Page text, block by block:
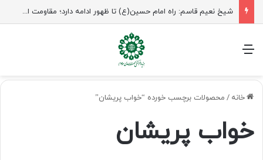
شیخ نعیم قاسم: راه امام حسین(ع) تا ظهور ادامه دارد؛ مقاومت از کربلا الهام می‌گیرد
منو
خانه / محصولات برچسب خورده “خواب پریشان”
خواب پریشان